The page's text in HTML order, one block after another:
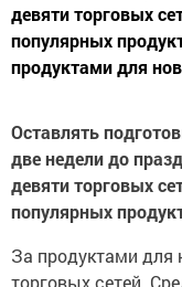
девяти торговых
популярных
продуктами для
Оставлять
две недели до
девяти торговых
популярных
За продуктами для
торговых сетей.